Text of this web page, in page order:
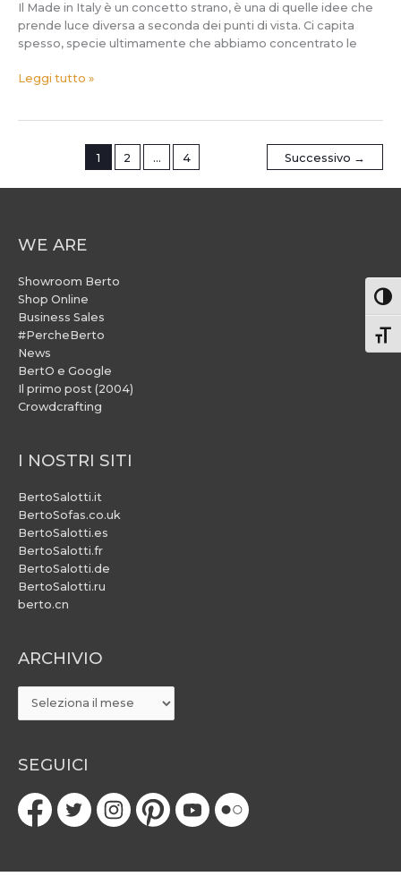
Il Made in Italy è un concetto strano, è una di quelle idee che
prende luce diversa a seconda dei punti di vista. Ci capita
spesso, specie ultimamente che abbiamo concentrato le
Leggi tutto »
1 2 … 4 Successivo →
WE ARE
Showroom Berto
Shop Online
Business Sales
#PercheBerto
News
BertO e Google
Il primo post (2004)
Crowdcrafting
I NOSTRI SITI
BertoSalotti.it
BertoSofas.co.uk
BertoSalotti.es
BertoSalotti.fr
BertoSalotti.de
BertoSalotti.ru
berto.cn
ARCHIVIO
ARCHIVIO
SEGUICI